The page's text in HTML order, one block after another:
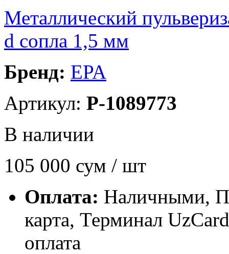
Металлический
d сопла 1,5 мм
Бренд: EPA
Артикул: P-1089773
В наличии
105 000 сум / шт
Оплата: Наличными,
карта, Терминал
оплата